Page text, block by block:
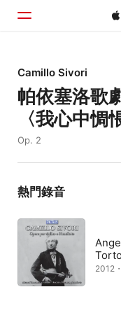
首頁
瀏覽
搜尋
Camillo Sivori
帕依塞洛歌
〈我心中惆
Op. 2
熱門錄音
2012